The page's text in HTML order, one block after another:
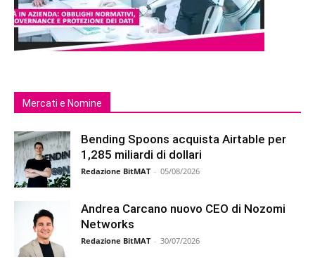
Mercati e Nomine
Bending Spoons acquista Airtable per
1,285 miliardi di dollari
Redazione BitMAT - 05/08/2026
Andrea Carcano nuovo CEO di Nozomi
Networks
Redazione BitMAT - 30/07/2026